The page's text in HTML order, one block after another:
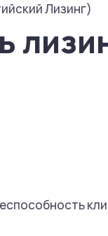
Лизинг)